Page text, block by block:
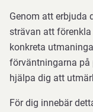
Genom att erbjuda
strävan att
konkreta
förväntningarna på
hjälpa dig att
För dig innebär